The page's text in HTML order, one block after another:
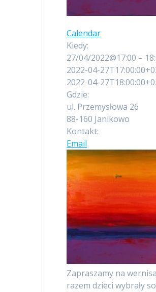
Calendar
Kiedy:
27/04/2022@17:00 –
2022-04-
2022-04-
Gdzie:
ul. Przemysłowa 26
88-160 Janikowo
Kontakt:
Email
Zapraszamy na
razem dzieci wybrały